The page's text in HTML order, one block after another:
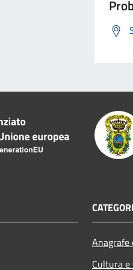
Cultura